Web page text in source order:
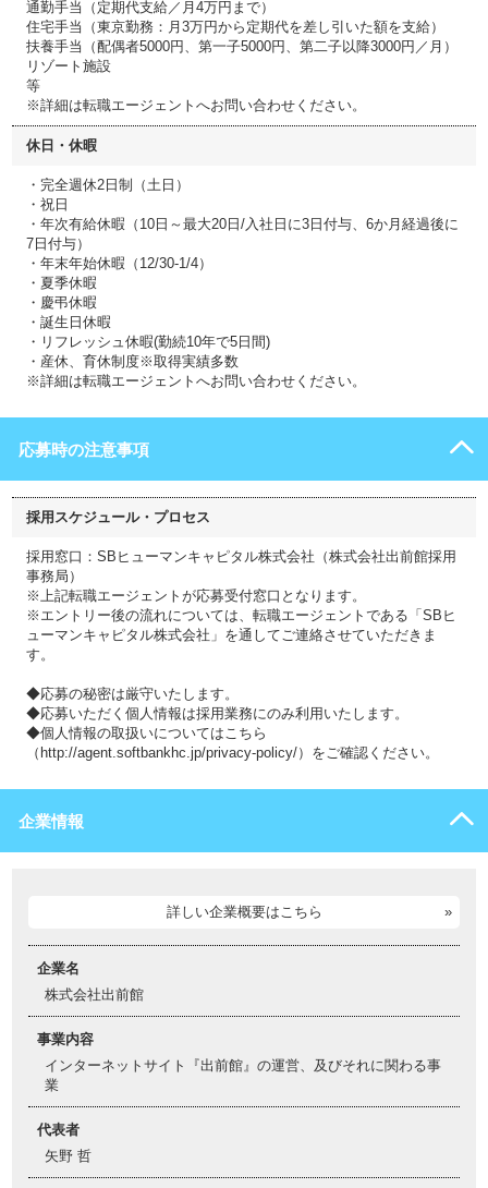
通勤手当（定期代支給／月4万円まで）
住宅手当（東京勤務：月3万円から定期代を差し引いた額を支給）
扶養手当（配偶者5000円、第一子5000円、第二子以降3000円／月）
リゾート施設
等
※詳細は転職エージェントへお問い合わせください。
休日・休暇
・完全週休2日制（土日）
・祝日
・年次有給休暇（10日～最大20日/入社日に3日付与、6か月経過後に
7日付与）
・年末年始休暇（12/30-1/4）
・夏季休暇
・慶弔休暇
・誕生日休暇
・リフレッシュ休暇(勤続10年で5日間)
・産休、育休制度※取得実績多数
※詳細は転職エージェントへお問い合わせください。
応募時の注意事項
採用スケジュール・プロセス
採用窓口：SBヒューマンキャピタル株式会社（株式会社出前館採用
事務局）
※上記転職エージェントが応募受付窓口となります。
※エントリー後の流れについては、転職エージェントである「SBヒ
ューマンキャピタル株式会社」を通してご連絡させていただきま
す。
◆応募の秘密は厳守いたします。
◆応募いただく個人情報は採用業務にのみ利用いたします。
◆個人情報の取扱いについてはこちら
（http://agent.softbankhc.jp/privacy-policy/）をご確認ください。
企業情報
詳しい企業概要はこちら
企業名
株式会社出前館
事業内容
インターネットサイト『出前館』の運営、及びそれに関わる事
業
代表者
矢野 哲